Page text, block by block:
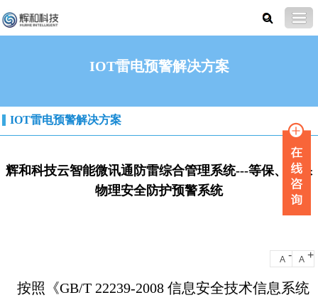
IOT雷电预警解决方案
IOT雷电预警解决方案
辉和科技云智能微讯通防雷综合管理系统---等保、分保
物理安全防护预警系统
A - A +
按照《GB/T 22239-2008 信息安全技术信息系统